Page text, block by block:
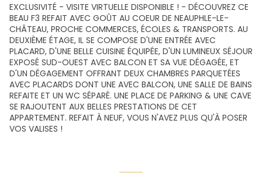
EXCLUSIVITÉ - VISITE VIRTUELLE DISPONIBLE ! - DÉCOUVREZ CE
BEAU F3 REFAIT AVEC GOÛT AU COEUR DE NEAUPHLE-LE-
CHÂTEAU, PROCHE COMMERCES, ÉCOLES & TRANSPORTS. AU
DEUXIÈME ÉTAGE, IL SE COMPOSE D'UNE ENTRÉE AVEC
PLACARD, D'UNE BELLE CUISINE ÉQUIPÉE, D'UN LUMINEUX SÉJOUR
EXPOSÉ SUD-OUEST AVEC BALCON ET SA VUE DÉGAGÉE, ET
D'UN DÉGAGEMENT OFFRANT DEUX CHAMBRES PARQUETÉES
AVEC PLACARDS DONT UNE AVEC BALCON, UNE SALLE DE BAINS
REFAITE ET UN WC SÉPARÉ. UNE PLACE DE PARKING & UNE CAVE
SE RAJOUTENT AUX BELLES PRESTATIONS DE CET
APPARTEMENT. REFAIT À NEUF, VOUS N'AVEZ PLUS QU'À POSER
VOS VALISES !